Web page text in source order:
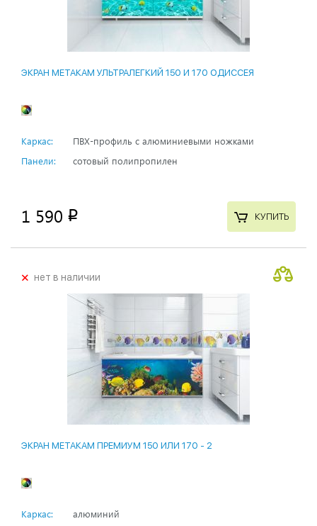
ЭКРАН МЕТАКАМ УЛЬТРАЛЕГКИЙ 150 И 170 ОДИССЕЯ
Каркас:
ПВХ-профиль с алюминиевыми ножками
Панели:
сотовый полипропилен
1 590 p КУПИТЬ
+нет в наличии
ЭКРАН МЕТАКАМ ПРЕМИУМ 150 ИЛИ 170 - 2
Каркас:
алюминий